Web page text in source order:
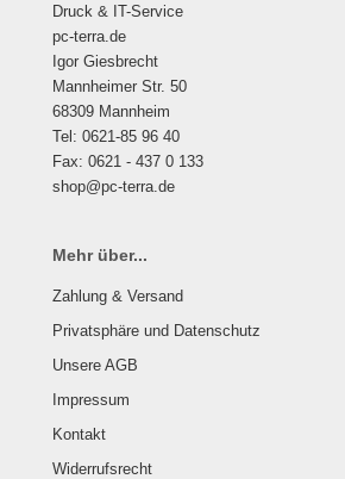
Druck & IT-Service
pc-terra.de
Igor Giesbrecht
Mannheimer Str. 50
68309 Mannheim
Tel: 0621-85 96 40
Fax: 0621 - 437 0 133
shop@pc-terra.de
Mehr über...
Zahlung & Versand
Privatsphäre und Datenschutz
Unsere AGB
Impressum
Kontakt
Widerrufsrecht